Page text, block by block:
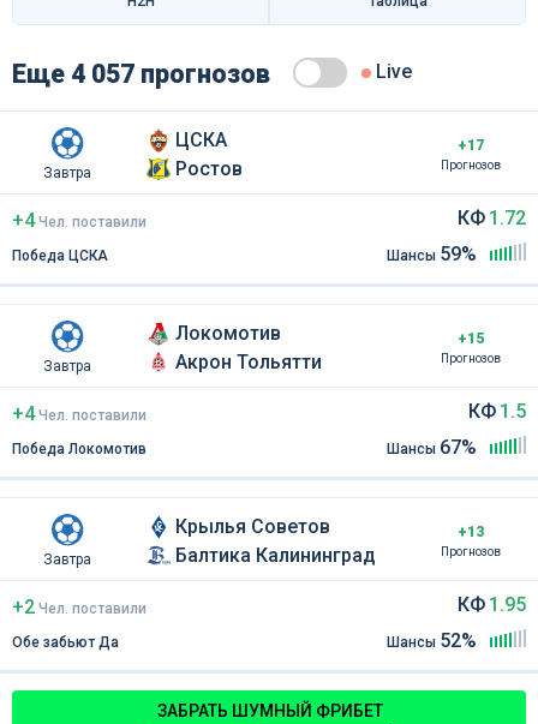
Еще 4 057 прогнозов Live
Завтра
ЦСКА
Ростов
+17
Прогнозов
+4 Чел поставили
Победа ЦСКА
КФ 1.72
Шансы 59%
Завтра
Локомотив
Акрон Тольятти
+15
Прогнозов
+4 Чел поставили
Победа Локомотив
КФ 1.5
Шансы 67%
Завтра
Крылья Советов
Балтика Калининград
+13
Прогнозов
+2 Чел поставили
Обе забьют Да
КФ 1.95
Шансы 52%
ЗАБРАТЬ ШУМНЫЙ ФРИБЕТ